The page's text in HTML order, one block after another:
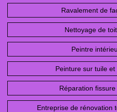
Ravalement de
Nettoyage de
Peintre
Peinture sur tuile
Réparation
Entreprise de rénovation